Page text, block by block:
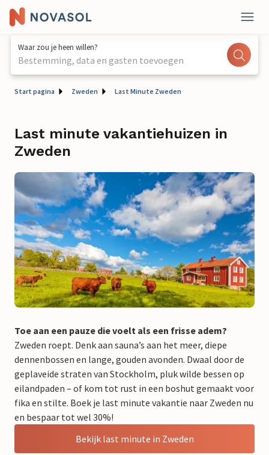
Waar zou je heen willen?
Bestemming, data en gasten toevoegen
Start pagina Zweden Last Minute Zweden
Last minute vakantiehuizen in
Zweden
Toe aan een pauze die voelt als een frisse adem?
Zweden roept. Denk aan sauna’s aan het meer, diepe
dennenbossen en lange, gouden avonden. Dwaal door de
geplaveide straten van Stockholm, pluk wilde bessen op
eilandpaden – of kom tot rust in een boshut gemaakt voor
fika en stilte. Boek je last minute vakantie naar Zweden nu
en bespaar tot wel 30%!
Bekijk last minute in Zweden